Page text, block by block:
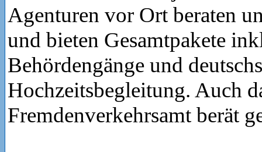
Agenturen vor Ort beraten
und bieten Gesamtpakete
Behördengänge und
Hochzeitsbegleitung. Auch
Fremdenverkehrsamt berät